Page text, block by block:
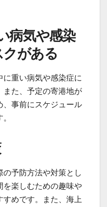
病気や感染
がある
に重い病気や感染症に
また、予定の寄港地が
、事前にスケジュール
の予防方法や対策とし
を楽しむための趣味や
めです。また、海上